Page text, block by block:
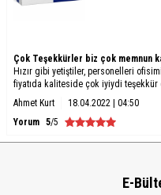
Çok Teşekkürler biz çok memnun
Hızır gibi yetiştiler, personelleri
fiyatıda kaliteside çok iyiydi teşekkür
Ahmet Kurt
18.04.2022 | 04:50
Yorum 5/5
E-